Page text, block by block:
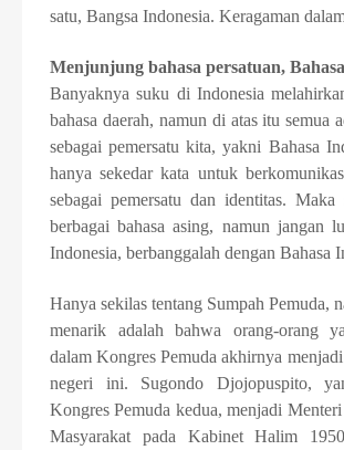
satu, Bangsa Indonesia. Keragaman
Menjunjung bahasa persatuan,
Banyaknya suku di Indonesia
bahasa daerah, namun di atas itu semua
sebagai pemersatu kita, yakni Bahasa
hanya sekedar kata untuk
sebagai pemersatu dan identitas. Maka
berbagai bahasa asing, namun jangan
Indonesia, berbanggalah dengan Bahasa
Hanya sekilas tentang Sumpah Pemuda,
menarik adalah bahwa orang-orang
dalam Kongres Pemuda akhirnya
negeri ini. Sugondo Djojopuspito,
Kongres Pemuda kedua, menjadi Menteri
Masyarakat pada Kabinet Halim